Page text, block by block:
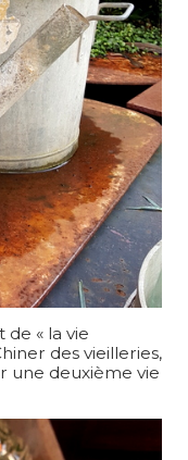
« la vie
des vieilleries,
une deuxième vie